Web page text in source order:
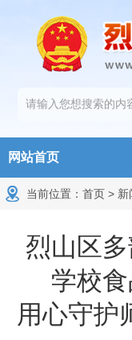
网站首页
当前位置： 首页 > 新
烈山区
学校
用心守护